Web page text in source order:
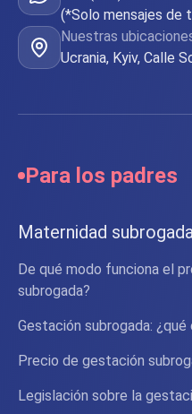
(*Solo mensajes de
Nuestras
Ucrania, Kyiv, Calle
Para los padres
Maternidad
De qué modo funciona el
subrogada?
Gestación subrogada: ¿qué
Precio de gestación
Legislación sobre la